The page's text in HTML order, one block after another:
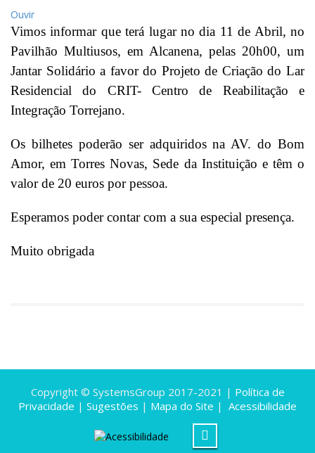
Ouvir
Vimos informar que terá lugar no dia 11 de Abril, no
Pavilhão Multiusos, em Alcanena, pelas 20h00, um
Jantar Solidário a favor do Projeto de Criação do Lar
Residencial do CRIT- Centro de Reabilitação e
Integração Torrejano.
Os bilhetes poderão ser adquiridos na AV. do Bom
Amor, em Torres Novas, Sede da Instituição e têm o
valor de 20 euros por pessoa.
Esperamos poder contar com a sua especial presença.
Muito obrigada
Copyright © SystemsGroup 2017-2021 | Política de
Privacidade | Sugestões | Mapa do Site | Acessibilidade